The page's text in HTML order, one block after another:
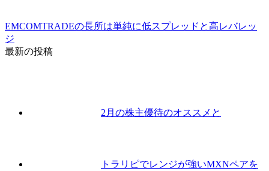
EMCOMTRADEの長所は単純に低スプレッドと高レバレッ
ジ
最新の投稿
2月の株主優待のオススメと
トラリピでレンジが強いMXNペアを